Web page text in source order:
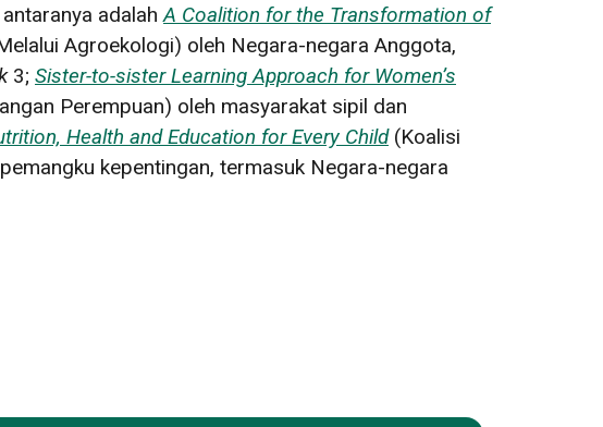
antaranya adalahA Coalition for the Transformation of
Agroekologi) oleh Negara-negara Anggota,
3; Sister-to-sister Learning Approach for Women’s
Perempuan) oleh masyarakat sipil dan
Health and Education for Every Child(Koalisi
kepentingan, termasuk Negara-negara